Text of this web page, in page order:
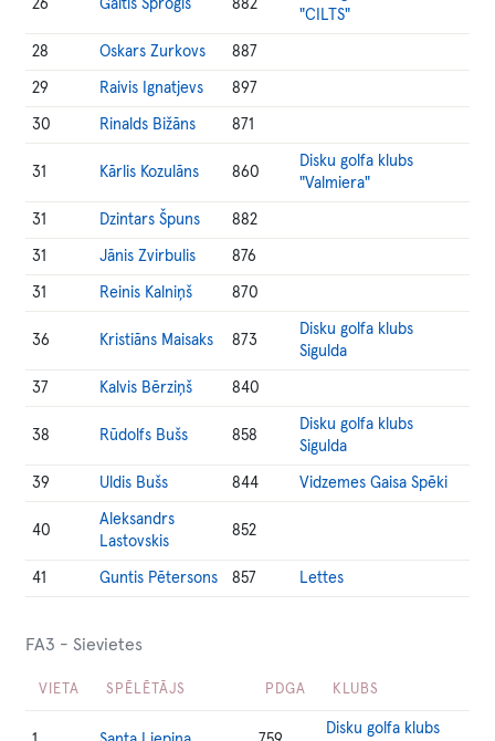
26 Gaitis Sproģis 882
"CILTS"
28 Oskars Zurkovs 887
29 Raivis Ignatjevs 897
30 Rinalds Bižāns 871
31 Kārlis Kozulāns 860
Disku golfa klubs
"Valmiera"
31 Dzintars Špuns 882
31 Jānis Zvirbulis 876
31 Reinis Kalniņš 870
36 Kristiāns Maisaks 873
Disku golfa klubs
Sigulda
37 Kalvis Bērziņš 840
38 Rūdolfs Bušs 858
Disku golfa klubs
Sigulda
39 Uldis Bušs 844 Vidzemes Gaisa Spēki
40
Aleksandrs
Lastovskis
852
41 Guntis Pētersons 857 Lettes
FA3 - Sievietes
VIETA SPĒLĒTĀJS PDGA KLUBS
Disku golfa klubs